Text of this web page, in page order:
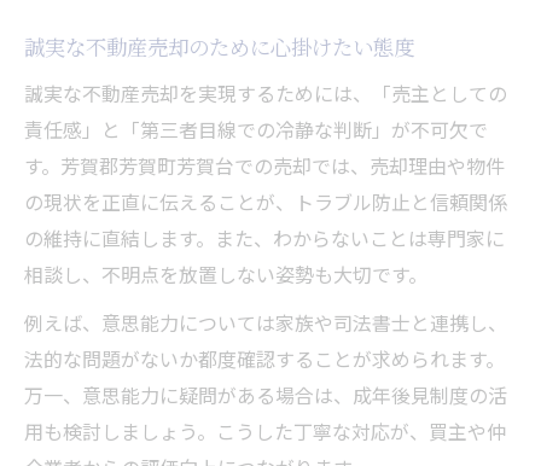
芳賀郡芳賀町芳賀台で失敗しない不動産売却の
秘訣
芳賀台で安心して不動産売却を進めるポイ
ント
失敗しないための不動産売却手順と注意事
項
芳賀台の実例から学ぶ不動産売却成功のコ
ツ
不動産売却前にやるべき準備とトラブル対
策
信頼される売却を叶える情報収集の重要性
誠実な不動産売却のために心掛けたい態度
誠実な不動産売却を実現するためには、「売主としての
責任感」と「第三者目線での冷静な判断」が不可欠で
す。芳賀郡芳賀町芳賀台での売却では、売却理由や物件
の現状を正直に伝えることが、トラブル防止と信頼関係
の維持に直結します。また、わからないことは専門家に
相談し、不明点を放置しない姿勢も大切です。
例えば、意思能力については家族や司法書士と連携し、
法的な問題がないか都度確認することが求められます。
万一、意思能力に疑問がある場合は、成年後見制度の活
用も検討しましょう。こうした丁寧な対応が、買主や仲